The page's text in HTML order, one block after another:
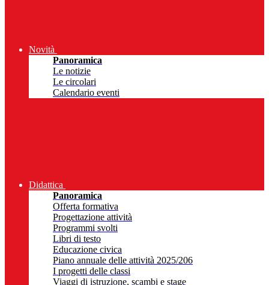
Novità
Panoramica
Le notizie
Le circolari
Calendario eventi
Didattica
Panoramica
Offerta formativa
Progettazione attività
Programmi svolti
Libri di testo
Educazione civica
Piano annuale delle attività 2025/206
I progetti delle classi
Viaggi di istruzione, scambi e stage